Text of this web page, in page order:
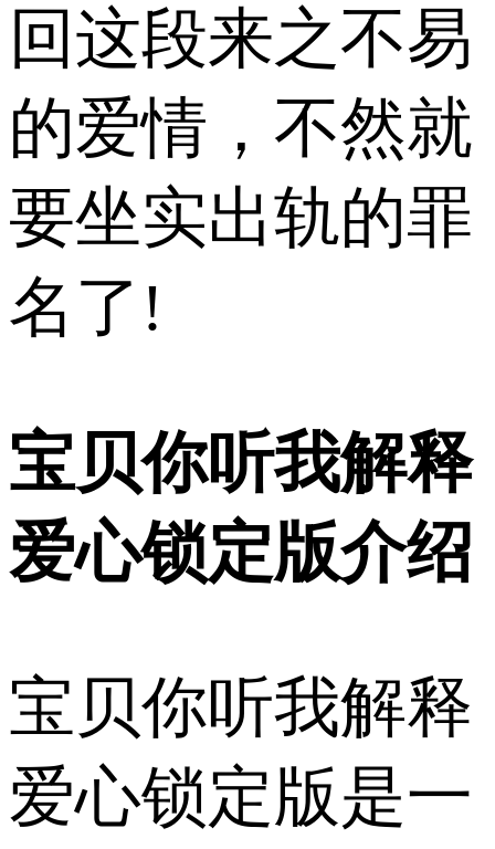
回这段来之不易
的爱情，不然就
要坐实出轨的罪
名了!
宝贝你听我解释
爱心锁定版介绍
宝贝你听我解释
爱心锁定版是一